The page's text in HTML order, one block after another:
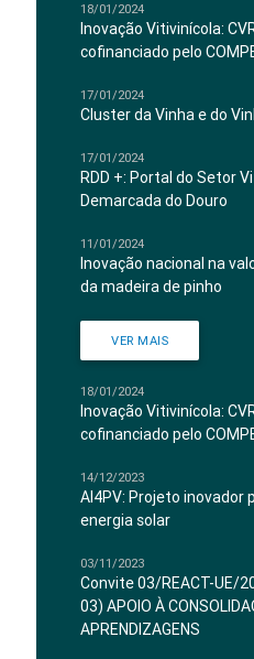
18/01/2024
Inovação Vitivinícola:
cofinanciado pelo
17/01/2024
Cluster da Vinha e do
17/01/2024
RDD +: Portal do Setor
Demarcada do Douro
11/01/2024
Inovação nacional na
da madeira de pinho
VER MAIS
18/01/2024
Inovação Vitivinícola:
cofinanciado pelo
14/12/2023
AI4PV: Projeto inovador
energia solar
03/11/2023
Convite 03/REACT-UE/
03) APOIO À
APRENDIZAGENS